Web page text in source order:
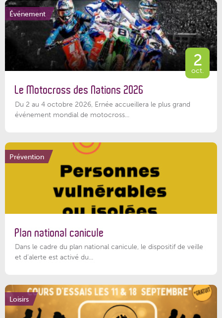
Événement
2
oct.
Le Motocross des Nations 2026
Du 2 au 4 octobre 2026, Ernée accueillera le plus grand
événement mondial de motocross...
Prévention
Plan national canicule
Dans le cadre du plan national canicule, le dispositif de veille
et d’alerte est activé du...
Loisirs